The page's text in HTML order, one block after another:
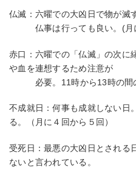
仏滅：六曜での大凶日で物が滅
仏事は行っても良い。(月に
赤口：六曜での「仏滅」の次に
や血を連想するため注意が
必要。11時から13時の間の
不成就日：何事も成就しない日
る。（月に４回から５回）
受死日：最悪の大凶日とされる
ないと言われている。